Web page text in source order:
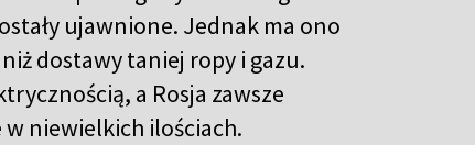
ujawnione. Jednak ma ono
dostawy taniej ropy i gazu.
a Rosja zawsze
niewielkich ilościach.